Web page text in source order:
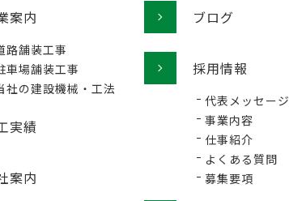
案内
路舗装工事
車場舗装工事
社の建設機械・工法
実績
案内
ブログ
採用情報
代表メッセージ
事業内容
仕事紹介
よくある質問
募集要項